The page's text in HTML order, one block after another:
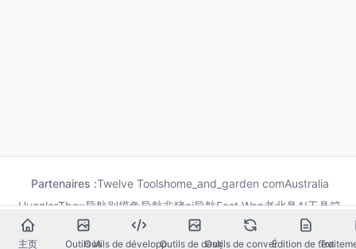
Partenaires :Twelve Toolshome_and_garden comAustralia
HuzzlerTbox导航别摸鱼导航非猪ai导航Fast Wan老北鼻AI工具箱
果汁导航
龙喵导航
主页 Outils IAOutils de développementOutils de designOutils de conversionÉdition de texte